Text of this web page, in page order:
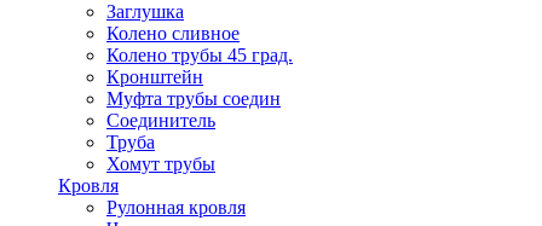
Заглушка
Колено сливное
Колено трубы 45 град.
Кронштейн
Муфта трубы соедин
Соединитель
Труба
Хомут трубы
Кровля
Рулонная кровля